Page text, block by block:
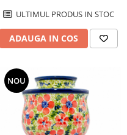
ULTIMUL PRODUS IN STOC
ADAUGA IN COS
NOU